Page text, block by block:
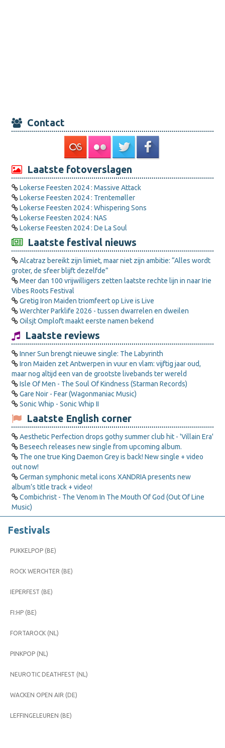
Contact
Laatste fotoverslagen
Lokerse Feesten 2024 : Massive Attack
Lokerse Feesten 2024 : Trentemøller
Lokerse Feesten 2024 : Whispering Sons
Lokerse Feesten 2024 : NAS
Lokerse Feesten 2024 : De La Soul
Laatste festival nieuws
Alcatraz bereikt zijn limiet, maar niet zijn ambitie: “Alles wordt
groter, de sfeer blijft dezelfde”
Meer dan 100 vrijwilligers zetten laatste rechte lijn in naar Irie
Vibes Roots Festival
Gretig Iron Maiden triomfeert op Live is Live
Werchter Parklife 2026 - tussen dwarrelen en dweilen
Oilsjt Omploft maakt eerste namen bekend
Laatste reviews
Inner Sun brengt nieuwe single: The Labyrinth
Iron Maiden zet Antwerpen in vuur en vlam: vijftig jaar oud,
maar nog altijd een van de grootste livebands ter wereld
Isle Of Men - The Soul Of Kindness (Starman Records)
Gare Noir - Fear (Wagonmaniac Music)
Sonic Whip - Sonic Whip II
Laatste English corner
Aesthetic Perfection drops gothy summer club hit - 'Villain Era'
Beseech releases new single from upcoming album.
The one true King Daemon Grey is back! New single + video
out now!
German symphonic metal icons XANDRIA presents new
album’s title track + video!
Combichrist - The Venom In The Mouth Of God (Out Of Line
Music)
Festivals
PUKKELPOP (BE)
ROCK WERCHTER (BE)
IEPERFEST (BE)
FI:HP (BE)
FORTAROCK (NL)
PINKPOP (NL)
NEUROTIC DEATHFEST (NL)
WACKEN OPEN AIR (DE)
LEFFINGELEUREN (BE)